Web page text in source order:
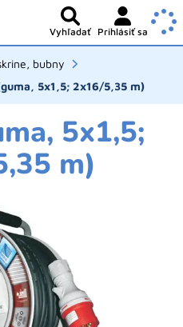
Vyhľadať Prihlásiť sa
bubny
5x1,5; 2x16/5,35 m)
5x1,5;
m)